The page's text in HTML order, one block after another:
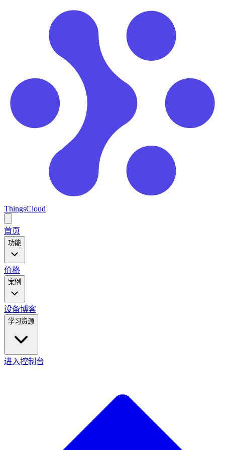
ThingsCloud
main
menu
首页
功能
价格
案例
设备博客
学习资源
进入控制台